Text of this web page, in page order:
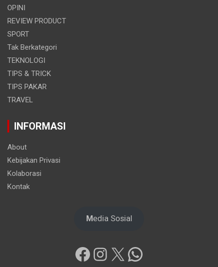
OPINI
REVIEW PRODUCT
SPORT
Tak Berkategori
TEKNOLOGI
TIPS & TRICK
TIPS PAKAR
TRAVEL
INFORMASI
About
Kebijakan Privasi
Kolaborasi
Kontak
Media Sosial
Facebook
Instagram
X WhatsApp